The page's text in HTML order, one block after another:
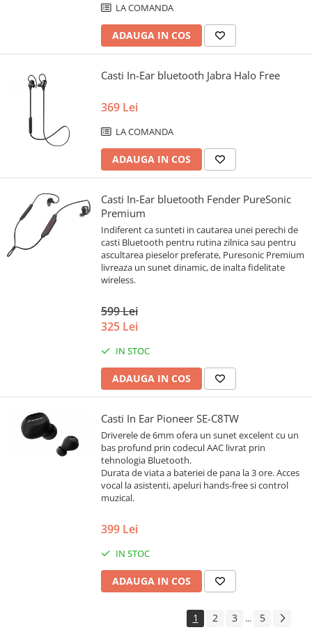
LA COMANDA
ADAUGA IN COS
Casti In-Ear bluetooth Jabra Halo Free
369 Lei
LA COMANDA
ADAUGA IN COS
Casti In-Ear bluetooth Fender PureSonic
Premium
Indiferent ca sunteti in cautarea unei perechi de
casti Bluetooth pentru rutina zilnica sau pentru
ascultarea pieselor preferate, Puresonic Premium
livreaza un sunet dinamic, de inalta fidelitate
wireless.
599 Lei
325 Lei
IN STOC
ADAUGA IN COS
Casti In Ear Pioneer SE-C8TW
Driverele de 6mm ofera un sunet excelent cu un
bas profund prin codecul AAC livrat prin
tehnologia Bluetooth.
Durata de viata a bateriei de pana la 3 ore. Acces
vocal la asistenti, apeluri hands-free si control
muzical.
399 Lei
IN STOC
ADAUGA IN COS
1 2 3 ... 5